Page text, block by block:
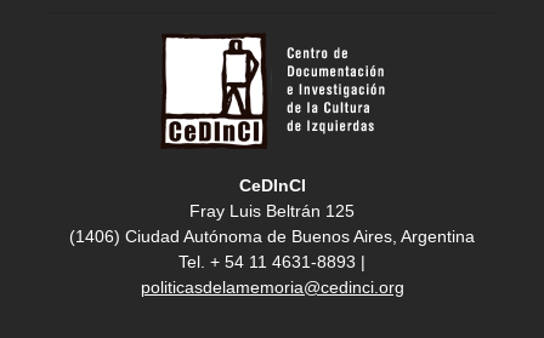
CeDInCI
Fray Luis Beltrán 125
(1406) Ciudad Autónoma de Buenos Aires, Argentina
Tel. + 54 11 4631-8893 |
politicasdelamemoria@cedinci.org